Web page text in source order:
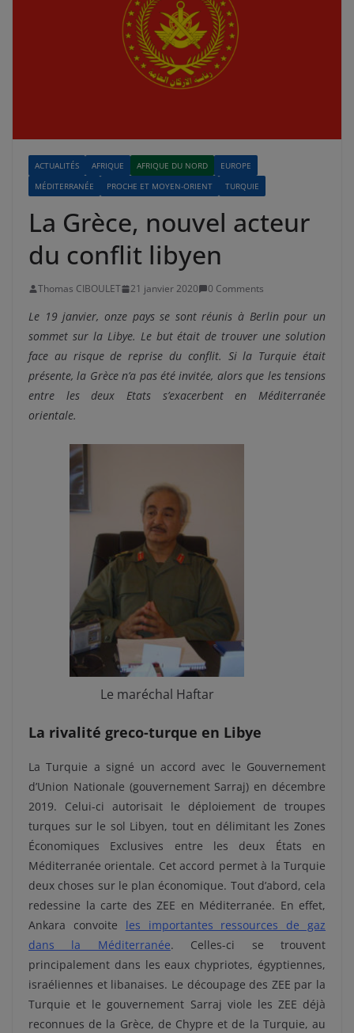
ACTUALITÉS AFRIQUE AFRIQUE DU NORD
EUROPE
MÉDITERRANÉE
PROCHE ET MOYEN-ORIENT TURQUIE
La Grèce, nouvel acteur
du conflit libyen
Thomas CIBOULET 21 janvier 2020 0 Comments
Le 19 janvier, onze pays se sont réunis à Berlin pour un
sommet sur la Libye. Le but était de trouver une solution
face au risque de reprise du conflit. Si la Turquie était
présente, la Grèce n’a pas été invitée, alors que les tensions
entre les deux Etats s’exacerbent en Méditerranée
orientale.
Le maréchal Haftar
La rivalité greco-turque en Libye
La Turquie a signé un accord avec le Gouvernement
d’Union Nationale (gouvernement Sarraj) en décembre
2019. Celui-ci autorisait le déploiement de troupes
turques sur le sol Libyen, tout en délimitant les Zones
Économiques Exclusives entre les deux États en
Méditerranée orientale. Cet accord permet à la Turquie
deux choses sur le plan économique. Tout d’abord, cela
redessine la carte des ZEE en Méditerranée. En effet,
Ankara convoite les importantes ressources de gaz
dans la Méditerranée. Celles-ci se trouvent
principalement dans les eaux chypriotes, égyptiennes,
israéliennes et libanaises. Le découpage des ZEE par la
Turquie et le gouvernement Sarraj viole les ZEE déjà
reconnues de la Grèce, de Chypre et de la Turquie, au